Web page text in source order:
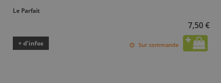
Le Parfait
7,50 €
+ d’infos Sur commande